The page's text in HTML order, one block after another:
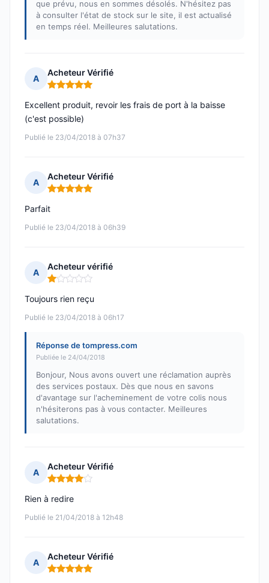
que prévu, nous en sommes désolés. N'hésitez pas
à consulter l'état de stock sur le site, il est actualisé
en temps réel. Meilleures salutations.
A
Acheteur Vérifié
Note : 5 sur 5
Publié le 23/04/2018 à 07h37
Excellent produit, revoir les frais de port à la baisse
(c'est possible)
A
Acheteur Vérifié
Note : 5 sur 5
Publié le 23/04/2018 à 06h39
Parfait
A
Acheteur vérifié
Note : 1 sur 5
Publié le 23/04/2018 à 06h17
Toujours rien reçu
Réponse de tompress.com
Publiée le 24/04/2018
Bonjour, Nous avons ouvert une réclamation auprès
des services postaux. Dès que nous en savons
d'avantage sur l'acheminement de votre colis nous
n'hésiterons pas à vous contacter. Meilleures
salutations.
A
Acheteur Vérifié
Note : 4 sur 5
Publié le 21/04/2018 à 12h48
Rien à redire
A
Acheteur Vérifié
Note : 5 sur 5